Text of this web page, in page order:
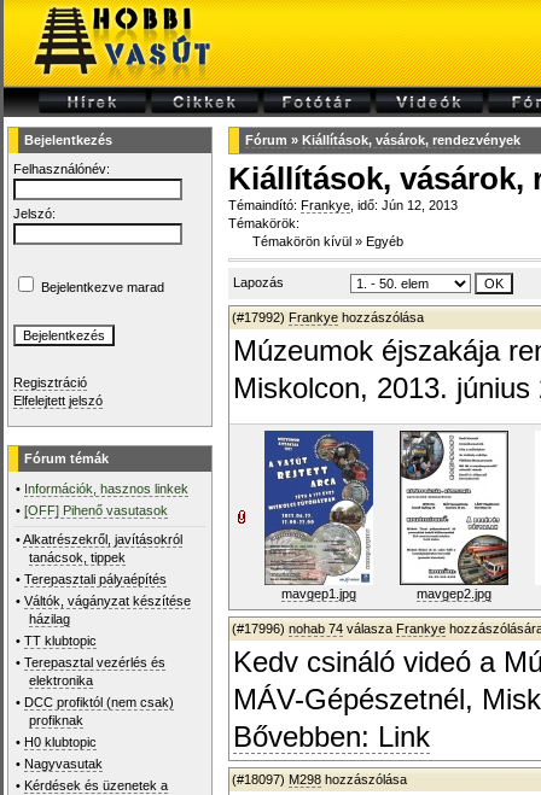
Bejelentkezés
Felhasználónév:
Jelszó:
Bejelentkezve marad
Regisztráció
Elfelejtett jelszó
Fórum témák
• Információk, hasznos linkek
•[OFF] Pihenő vasutasok
•Alkatrészekről, javításokról
tanácsok, tippek
•Terepasztali pályaépítés
•Váltók, vágányzat készítése
házilag
•TT klubtopic
•Terepasztal vezérlés és
elektronika
• DCC profiktól (nem csak)
profiknak
• H0 klubtopic
• Nagyvasutak
• Kérdések és üzenetek a
Fórum » Kiállítások, vásárok, rendezvények
Kiállítások, vásárok,
Témaindító: Frankye , idő: Jún 12, 2013
Témakörök:
Témakörön kívül » Egyéb
Lapozás
(#17992) Frankye hozzászólása
Múzeumok éjszakája
Miskolcon, 2013. június
mavgep1.jpg mavgep2.jpg
(#17996) nohab 74 válasza Frankye
Kedv csináló videó a
MÁV-Gépészetnél,
Bővebben: Link
(#18097) M298 hozzászólása